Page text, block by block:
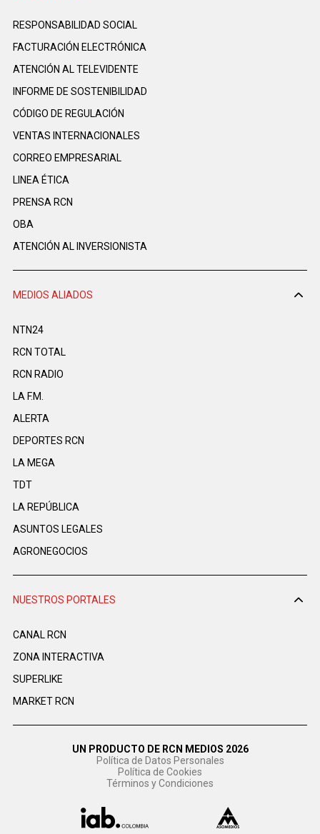
RESPONSABILIDAD SOCIAL
FACTURACIÓN ELECTRÓNICA
ATENCIÓN AL TELEVIDENTE
INFORME DE SOSTENIBILIDAD
CÓDIGO DE REGULACIÓN
VENTAS INTERNACIONALES
CORREO EMPRESARIAL
LINEA ÉTICA
PRENSA RCN
OBA
ATENCIÓN AL INVERSIONISTA
MEDIOS ALIADOS
NTN24
RCN TOTAL
RCN RADIO
LA F.M.
ALERTA
DEPORTES RCN
LA MEGA
TDT
LA REPÚBLICA
ASUNTOS LEGALES
AGRONEGOCIOS
NUESTROS PORTALES
CANAL RCN
ZONA INTERACTIVA
SUPERLIKE
MARKET RCN
UN PRODUCTO DE RCN MEDIOS 2026
Política de Datos Personales
Política de Cookies
Términos y Condiciones